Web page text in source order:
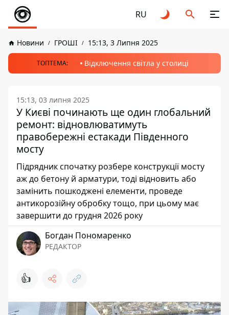
RU
Новини ГРОШІ 15:13, 3 Липня 2025
ТОПТЕМА: Відключення світла у столиці
15:13, 03 липня 2025
У Києві починають ще один глобальний
ремонт: відновлюватимуть
правобережні естакади Південного
мосту
Підрядник спочатку розбере конструкції мосту
аж до бетону й арматури, тоді відновить або
замінить пошкоджені елементи, проведе
антикорозійну обробку тощо, при цьому має
завершити до грудня 2026 року
Богдан Пономаренко
РЕДАКТОР
👍